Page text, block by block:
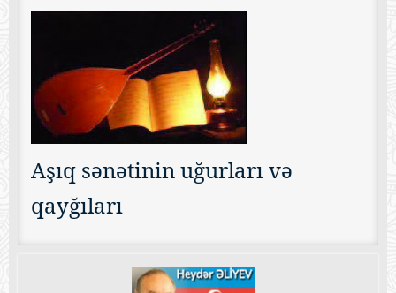
Aşıq sənətinin uğurları və
qayğıları